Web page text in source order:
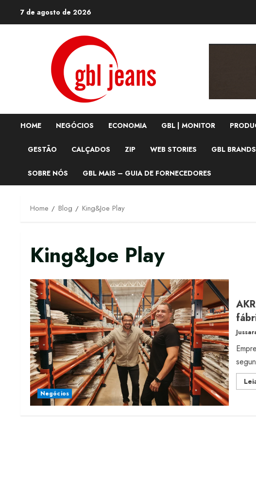
7 de agosto de 2026
HOME NEGÓCIOS ECONOMIA GBL | MONITOR
GESTÃO CALÇADOS ZIP WEB STORIES GBL BRANDS
SOBRE NÓS GBL MAIS – GUIA DE FORNECEDORES
Home Blog King&Joe Play
King&Joe Play
Negócios